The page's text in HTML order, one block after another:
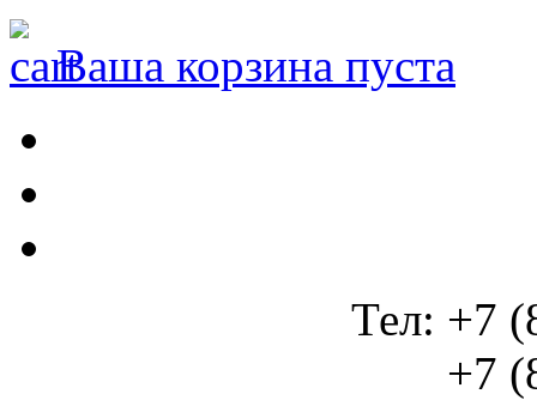
Ваша корзина пуста
Тел: +7
+7